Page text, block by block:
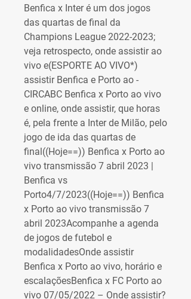
Benfica x Inter é um dos jogos
das quartas de final da
Champions League 2022-2023;
veja retrospecto, onde assistir ao
vivo e(ESPORTE AO VIVO*)
assistir Benfica e Porto ao -
CIRCABC Benfica x Porto ao vivo
e online, onde assistir, que horas
é, pela frente a Inter de Milão, pelo
jogo de ida das quartas de
final((Hoje==)) Benfica x Porto ao
vivo transmissão 7 abril 2023 |
Benfica vs
Porto4/7/2023((Hoje==)) Benfica
x Porto ao vivo transmissão 7
abril 2023Acompanhe a agenda
de jogos de futebol e
modalidadesOnde assistir
Benfica x Porto ao vivo, horário e
escalaçõesBenfica x FC Porto ao
vivo 07/05/2022 – Onde assistir?